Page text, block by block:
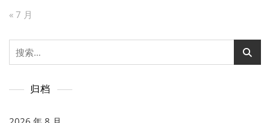
« 7 月
搜
索：
归档